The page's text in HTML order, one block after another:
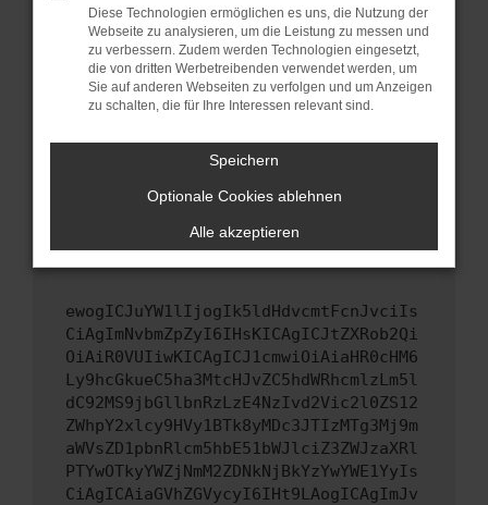
sind.
Veraltete Software birgt nicht nur ein
Sicherheitsrisiko, sondern kann auch dazu
führen, dass bestimmte Funktionen nicht mehr
unterstützt werden.
Wende dich an den Webseitenbetreiber.
Wenn du alle oben genannten Schritte versucht
hast, kontaktiere uns bitte. Wir werden
versuchen, das Problem zu beheben. Du kannst
uns diesen Text schicken, um uns bei der
ewogICJuYW1lIjogIk5ldHdvcmtFcnJvciIs
CiAgImNvbmZpZyI6IHsKICAgICJtZXRob2Qi
OiAiR0VUIiwKICAgICJ1cmwiOiAiaHR0cHM6
Ly9hcGkueC5ha3MtcHJvZC5hdWRhcmlzLm5l
dC92MS9jbGllbnRzLzE4NzIvd2Vic2l0ZS12
ZWhpY2xlcy9HVy1BTk8yMDc3JTIzMTg3Mj9m
aWVsZD1pbnRlcm5hbE51bWJlciZ3ZWJzaXRl
PTYwOTkyYWZjNmM2ZDNkNjBkYzYwYWE1YyIs
CiAgICAiaGVhZGVycyI6IHt9LAogICAgImJv
Diese Technologien ermöglichen es uns, die Nutzung der
Webseite zu analysieren, um die Leistung zu messen und
zu verbessern. Zudem werden Technologien eingesetzt,
die von dritten Werbetreibenden verwendet werden, um
Sie auf anderen Webseiten zu verfolgen und um Anzeigen
zu schalten, die für Ihre Interessen relevant sind.
Speichern
Optionale Cookies ablehnen
Alle akzeptieren